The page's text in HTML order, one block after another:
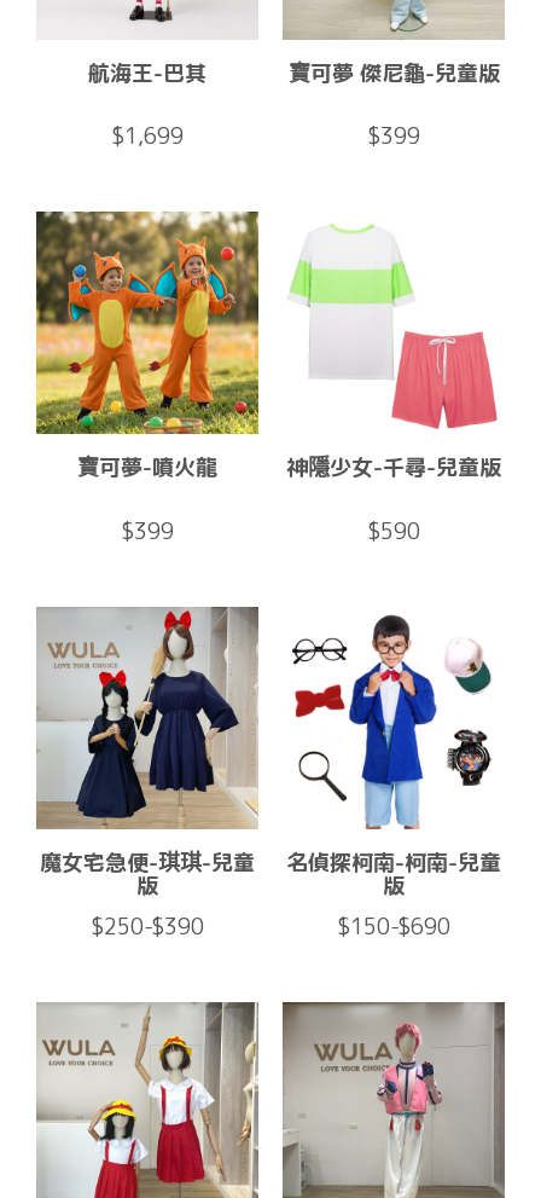
航海王-巴其
$1,699
寶可夢 傑尼龜-兒童版
$399
寶可夢-噴火龍
$399
神隱少女-千尋-兒童版
$590
魔女宅急便-琪琪-兒童
版
$250-$390
名偵探柯南-柯南-兒童
版
$150-$690